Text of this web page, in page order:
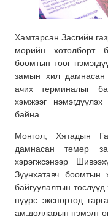
Хамтарсан Засгийн
мөрийн хөтөлбөрт
боомтын тоог
замын хил дамнасан
ачих терминалыг
хэмжээг
байна.
Монгол, Хятадын
дамнасан төмөр
хэрэгжсэнээр
Зүүнхатавч
байгуулалтын
нүүрс экспортод
ам.долларын нэмэлт